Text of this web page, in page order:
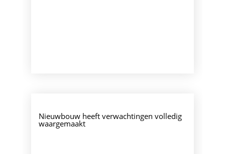
Nieuwbouw heeft verwachtingen volledig
waargemaakt